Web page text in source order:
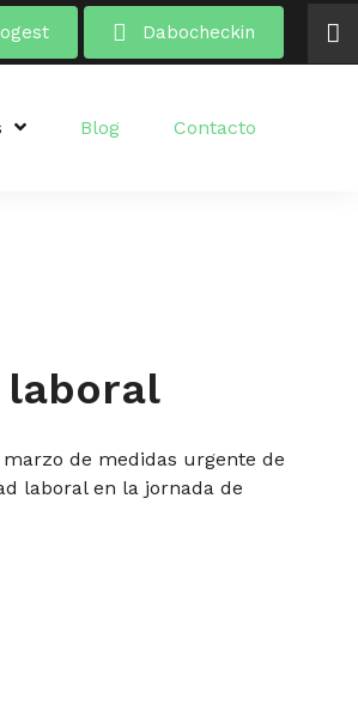
Dabocheckin
Blog Contacto
laboral
de medidas urgente de
laboral en la jornada de